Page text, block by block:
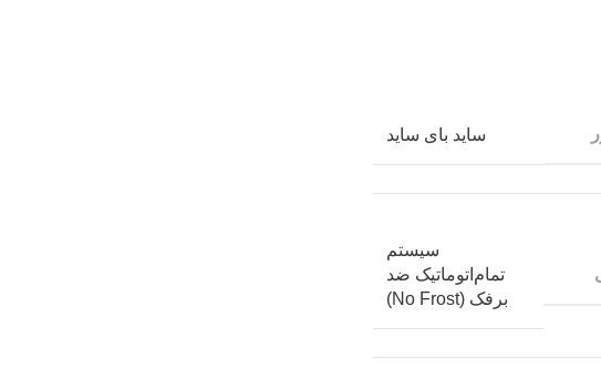
ساید بای ساید
سیستم
تمام‌اتوماتیک ضد
برفک (No Frost)